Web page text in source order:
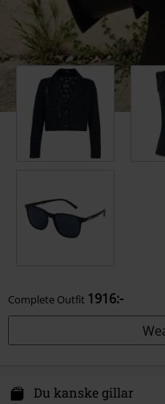
Complete Outfit 1916:-
Du kanske gillar